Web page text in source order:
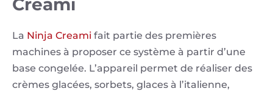
La Ninja Creami fait partie des premières
machines à proposer ce système à partir d’une
base congelée. L’appareil permet de réaliser des
crèmes glacées, sorbets, glaces à l’italienne,